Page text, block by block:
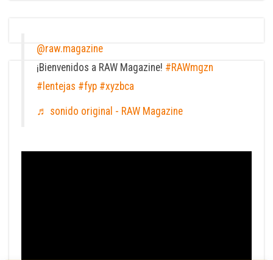
@raw.magazine
¡Bienvenidos a RAW Magazine! #RAWmgzn
#lentejas #fyp #xyzbca
♬ sonido original - RAW Magazine